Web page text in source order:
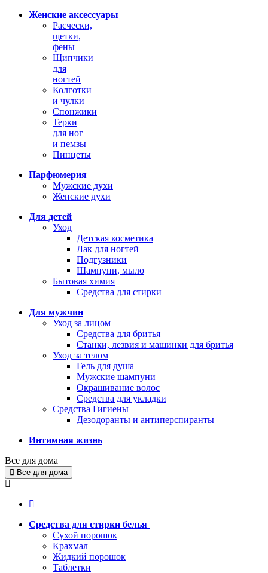
Женские аксессуары
Расчески,
щетки,
фены
Щипчики
для
ногтей
Колготки
и чулки
Спонжики
Терки
для ног
и пемзы
Пинцеты
Парфюмерия
Мужские духи
Женские духи
Для детей
Уход
Детская косметика
Лак для ногтей
Подгузники
Шампуни, мыло
Бытовая химия
Средства для стирки
Для мужчин
Уход за лицом
Средства для бритья
Станки, лезвия и машинки для бритья
Уход за телом
Гель для душа
Мужские шампуни
Окрашивание волос
Средства для укладки
Средства Гигиены
Дезодоранты и антиперспиранты
Интимная жизнь
Все для дома
Все для дома
Средства для стирки белья
Сухой порошок
Крахмал
Жидкий порошок
Таблетки